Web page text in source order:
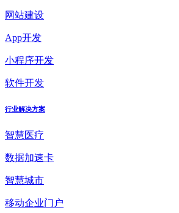
网站建设
App开发
小程序开发
软件开发
行业解决方案
智慧医疗
数据加速卡
智慧城市
移动企业门户